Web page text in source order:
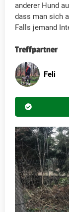
anderer Hund
dass man sich
Falls jemand
Treffpartner
Feli